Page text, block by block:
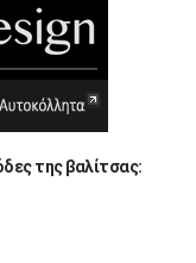
της βαλίτσας: